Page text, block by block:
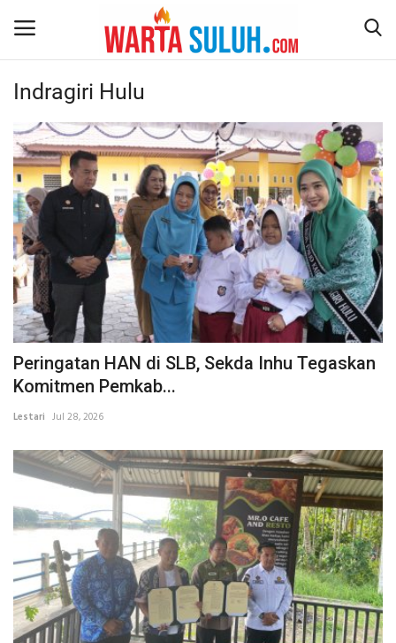
Home
NEWS
JAZIRAH RIAU
POLITIK
EKSBIS
PSPS PEKANBARU
LIFESTYLE
HEALTHY
Indragiri Hulu
Peringatan HAN di SLB, Sekda Inhu Tegaskan
Komitmen Pemkab...
Lestari Jul 28, 2026